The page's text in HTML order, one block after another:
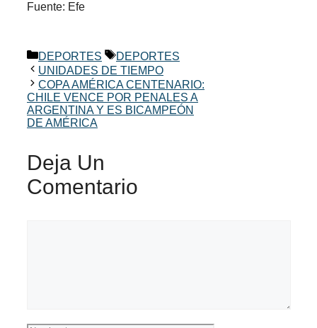
Fuente: Efe
Categorías
DEPORTES Etiquetas
DEPORTES
UNIDADES DE TIEMPO
COPA AMÉRICA CENTENARIO:
CHILE VENCE POR PENALES A
ARGENTINA Y ES BICAMPEÓN
DE AMÉRICA
Deja Un
Comentario